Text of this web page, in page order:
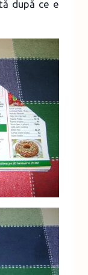
după ce e